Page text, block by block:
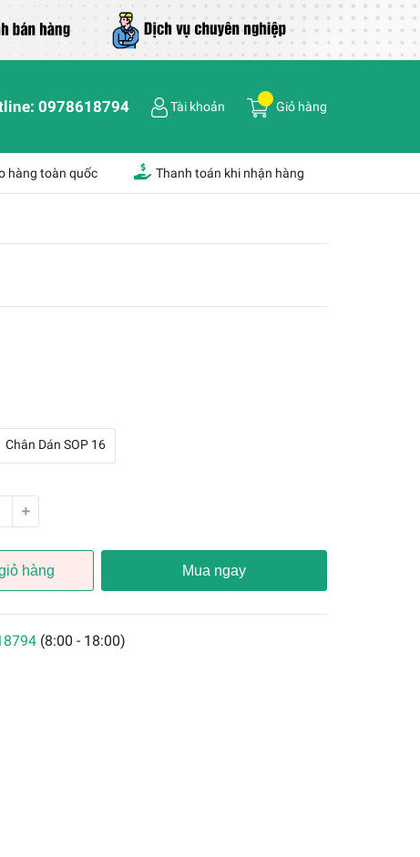
0978618794 Tài khoản Giỏ hàng
hàng toàn quốc Thanh toán khi nhận hàng
Chân Dán SOP 16
hàng Mua ngay
(8:00 - 18:00)